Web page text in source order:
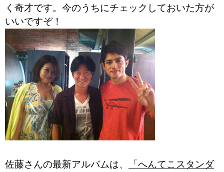
く奇才です。今のうちにチェックしておいた方が
いいですぞ！
佐藤さんの最新アルバムは、
「へんてこスタンダ